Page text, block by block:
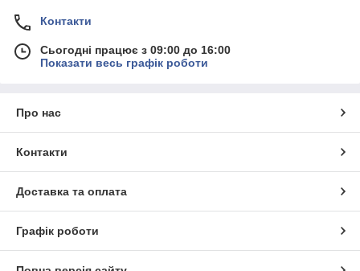
Контакти
Сьогодні працює з 09:00 до 16:00
Показати весь графік роботи
Про нас
Контакти
Доставка та оплата
Графік роботи